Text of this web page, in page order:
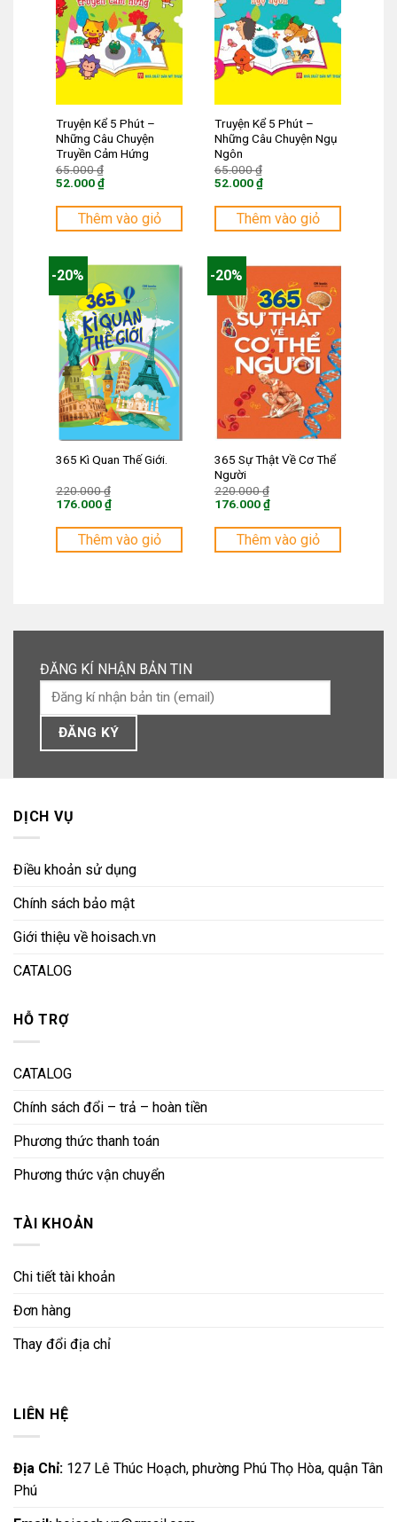
Truyện Kể 5 Phút –
Những Câu Chuyện
Truyền Cảm Hứng
65.000₫
65.000 ₫.
52.000₫
hiện
là:
Thêm vào giỏ
Truyện Kể 5 Phút –
Những Câu Chuyện Ngụ
Ngôn
65.000₫
65.000 ₫.
52.000₫
hiện
là:
Thêm vào giỏ
-20%
365 Kì Quan Thế Giới.
220.000₫
220.000 ₫.
176.000₫
hiện
là:
Thêm vào giỏ
-20%
365 Sự Thật Về Cơ Thể
Người
220.000₫
220.000 ₫.
176.000₫
hiện
là:
Thêm vào giỏ
ĐĂNG KÍ NHẬN BẢN TIN
DỊCH VỤ
Điều khoản sử dụng
Chính sách bảo mật
Giới thiệu về hoisach.vn
CATALOG
HỖ TRỢ
CATALOG
Chính sách đổi – trả – hoàn tiền
Phương thức thanh toán
Phương thức vận chuyển
TÀI KHOẢN
Chi tiết tài khoản
Đơn hàng
Thay đổi địa chỉ
LIÊN HỆ
Địa Chỉ: 127 Lê Thúc Hoạch, phường Phú Thọ Hòa, quận Tân
Phú